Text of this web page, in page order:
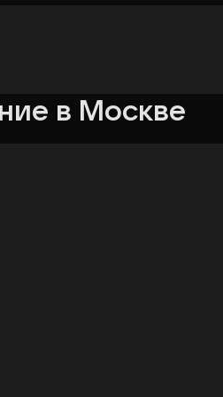
в Москве